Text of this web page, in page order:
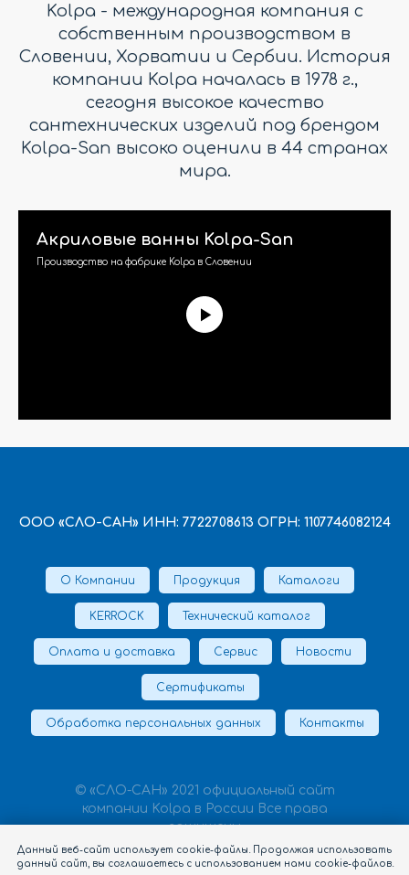
Kolpa - международная компания с
собственным производством в
Словении, Хорватии и Сербии. История
компании Kolpa началась в 1978 г.,
сегодня высокое качество
сантехнических изделий под брендом
Kolpa-San высоко оценили в 44 странах
мира.
Акриловые ванны Kolpa-San
Производство на фабрике Kolpa в Словении
ООО «СЛО-САН» ИНН: 7722708613 ОГРН: 1107746082124
О Компании Продукция Каталоги
KERROCK Технический каталог
Оплата и доставка Сервис Новости
Сертификаты
Обработка персональных данных Контакты
© «СЛО-САН» 2021 официальный сайт
компании Kolpa в России Все права
защищены
Данный веб-сайт использует cookie-файлы. Продолжая использовать
данный сайт, вы соглашаетесь с использованием нами cookie-файлов.